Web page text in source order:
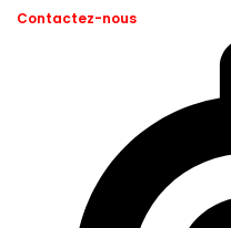
Contactez-nous